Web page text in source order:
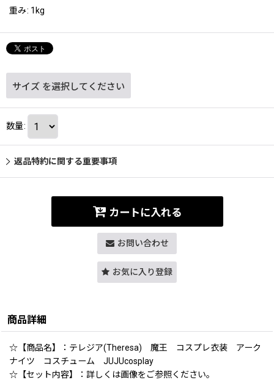
重み: 1kg
サイズ を選択してください
数量:
返品特約に関する重要事項
カートに入れる
お問い合わせ
お気に入り登録
商品詳細
☆【商品名】：テレジア(Theresa) 魔王 コスプレ衣装 アーク
ナイツ コスチューム JUJUcosplay
☆【セット内容】：詳しくは画像をご参照ください。